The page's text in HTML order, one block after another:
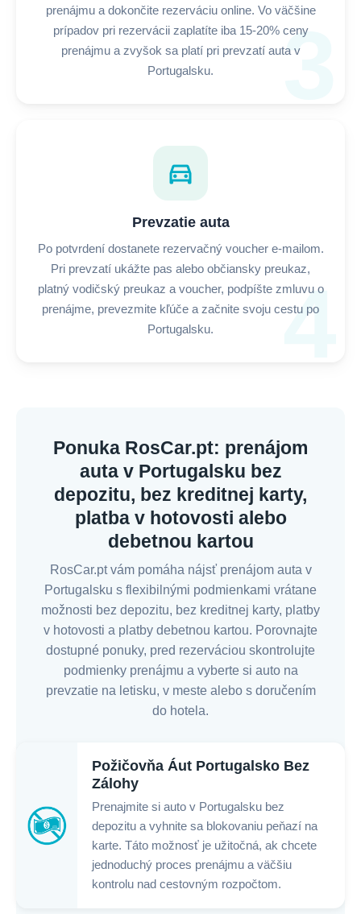
3
prenájmu a dokončite rezerváciu online. Vo väčšine
prípadov pri rezervácii zaplatíte iba 15-20% ceny
prenájmu a zvyšok sa platí pri prevzatí auta v
Portugalsku.
4
directions_car
Prevzatie auta
Po potvrdení dostanete rezervačný voucher e-mailom.
Pri prevzatí ukážte pas alebo občiansky preukaz,
platný vodičský preukaz a voucher, podpíšte zmluvu o
prenájme, prevezmite kľúče a začnite svoju cestu po
Portugalsku.
Ponuka RosCar.pt: prenájom
auta v Portugalsku bez
depozitu, bez kreditnej karty,
platba v hotovosti alebo
debetnou kartou
RosCar.pt vám pomáha nájsť prenájom auta v
Portugalsku s flexibilnými podmienkami vrátane
možnosti bez depozitu, bez kreditnej karty, platby
v hotovosti a platby debetnou kartou. Porovnajte
dostupné ponuky, pred rezerváciou skontrolujte
podmienky prenájmu a vyberte si auto na
prevzatie na letisku, v meste alebo s doručením
do hotela.
Požičovňa Áut Portugalsko Bez
Zálohy
Prenajmite si auto v Portugalsku bez
depozitu a vyhnite sa blokovaniu peňazí na
karte. Táto možnosť je užitočná, ak chcete
jednoduchý proces prenájmu a väčšiu
kontrolu nad cestovným rozpočtom.